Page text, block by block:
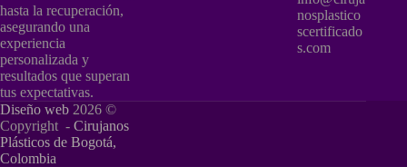
hasta la recuperación,
asegurando una
experiencia
personalizada y
resultados que superan
tus expectativas.
nosplastico
scertificado
s.com
Diseño web 2026 ©
Copyright - Cirujanos
Plásticos de Bogotá,
Colombia